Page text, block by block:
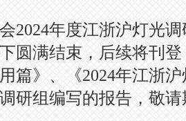
年度江浙沪灯光调
圆满结束，后续将刊
篇》、《2024年江浙
研组编写的报告，敬